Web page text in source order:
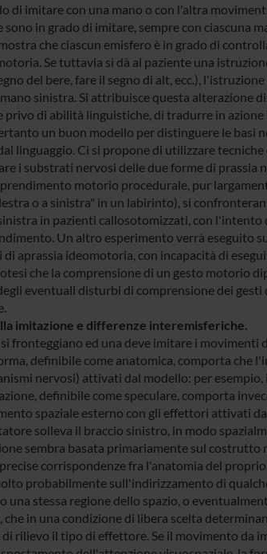
di imitare con una mano o con l'altra
sono in grado di imitare, sempre con ciascuna
che ciascun emisfero è in grado di
Se tuttavia si dà al paziente una
del bere, fare il segno di alt, ecc.),
sinistra. Si attribuisce questa alterazione
privo di abilità linguistiche, di tradurre in
un buon modello per distinguere le basi
linguaggio. Ci si propone di utilizzare
i substrati nervosi delle due forme di prassia
motorio procedurale, pur
o a sinistra" in un labirinto), si
in pazienti callosotomizzati, con
Un altro esperimento verrà eseguito
aprassia ideomotoria, con incapacità di
che la comprensione di un gesto motorio
eventuali disturbi di comprensione dei
imitazione e differenze interemisferiche.
fronteggiano ed una deve imitare i
definibile come anatomica, comporta
nervosi) attivati dal modello: per
definibile come speculare, comporta
spaziale esterno con gli effettori attivati
solleva il braccio sinistro, in modo
sembra basata primariamente sul costrutto
corrispondenze fra l'anatomia del
probabilmente sull'indirizzamento di
una stessa regione dello spazio, o
in una condizione di libera scelta
rilievo il tipo di effettore. Se il movimento da